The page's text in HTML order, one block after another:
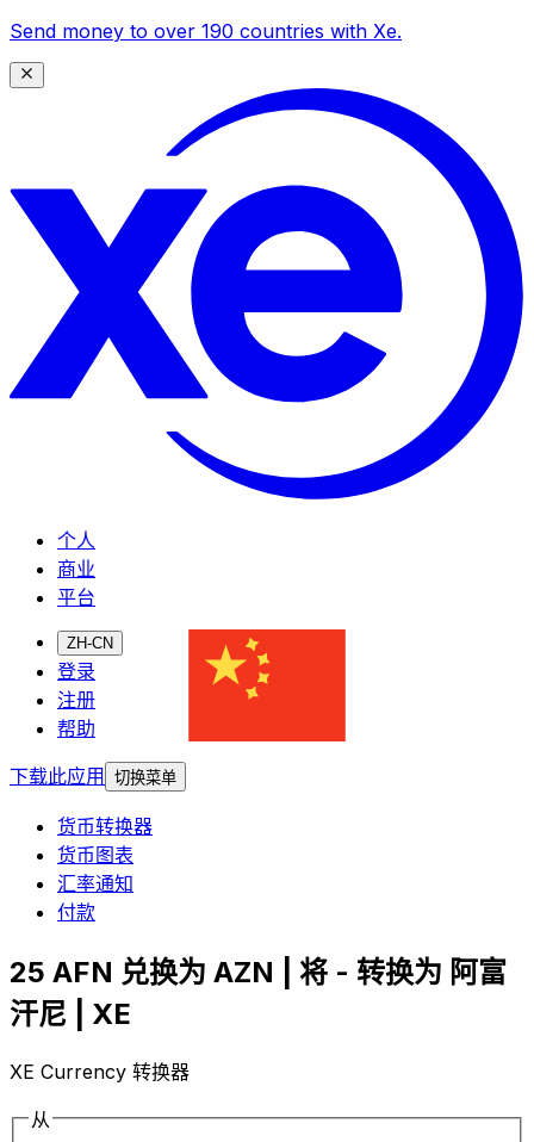
Send money to over 190 countries with Xe.
个人
商业
平台
ZH-CN
登录
注册
帮助
下载此应用
切换菜单
货币转换器
货币图表
汇率通知
付款
25 AFN 兑换为 AZN | 将 - 转换为 阿富
汗尼 | XE
XE Currency 转换器
从